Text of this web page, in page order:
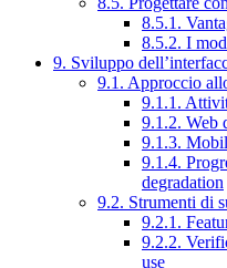
8.5.1.
8.5.2. I
9. Sviluppo
9.1. Approccio
9.1.1.
9.1.2. Web
9.1.3.
9.1.4.
degradation
9.2. Strumenti di
9.2.1.
9.2.2.
use